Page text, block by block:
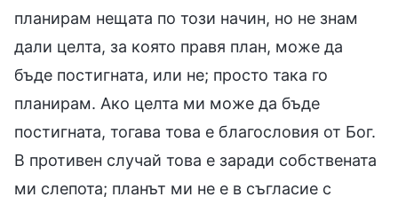
планирам нещата по този начин, но не знам
дали целта, за която правя план, може да
бъде постигната, или не; просто така го
планирам. Ако целта ми може да бъде
постигната, тогава това е благословия от Бог.
В противен случай това е заради собствената
ми слепота; планът ми не е в съгласие с